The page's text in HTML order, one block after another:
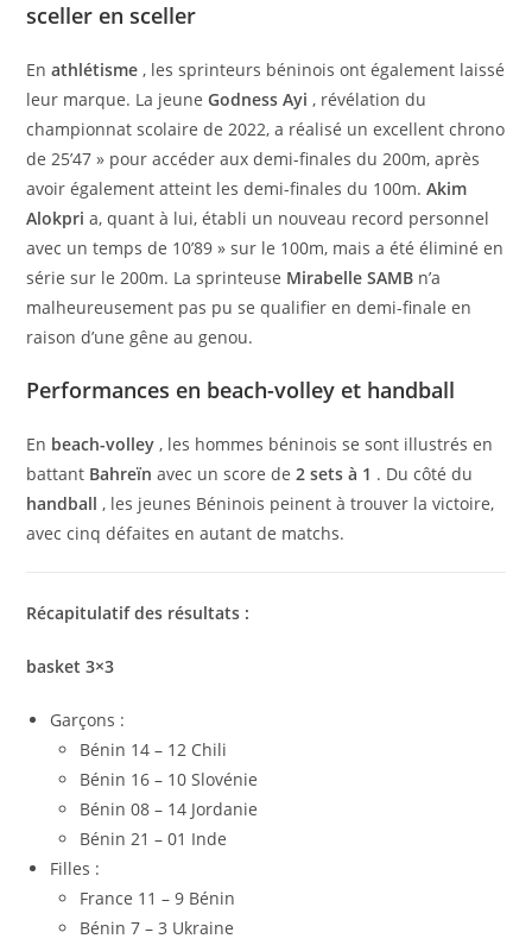
sceller en sceller
Enathlétisme , les sprinteurs béninois ont également laissé
leur marque. La jeuneGodness Ayi , révélation du
championnat scolaire de 2022, a réalisé un excellent chrono
de 25’47 » pour accéder aux demi-finales du 200m, après
avoir également atteint les demi-finales du 100m.Akim
Alokpri a, quant à lui, établi un nouveau record personnel
avec un temps de 10’89 » sur le 100m, mais a été éliminé en
série sur le 200m. La sprinteuse Mirabelle SAMB n’a
malheureusement pas pu se qualifier en demi-finale en
raison d’une gêne au genou.
Performances en beach-volley et handball
En beach-volley , les hommes béninois se sont illustrés en
battant Bahreïn avec un score de2 sets à 1 . Du côté du
handball , les jeunes Béninois peinent à trouver la victoire,
avec cinq défaites en autant de matchs.
Récapitulatif des résultats :
basket 3×3
Garçons :
Bénin 14 – 12 Chili
Bénin 16 – 10 Slovénie
Bénin 08 – 14 Jordanie
Bénin 21 – 01 Inde
Filles :
France 11 – 9 Bénin
Bénin 7 – 3 Ukraine